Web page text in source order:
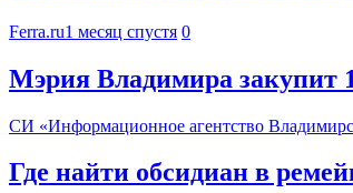
Ferra.ru1 месяц спустя 0
Мэрия Владимира закупит
СИ «Информационное агентство
Где найти обсидиан в